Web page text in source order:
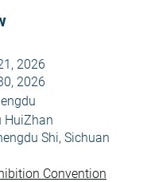
2026
2026
HuiZhan
Shi, Sichuan
Convention